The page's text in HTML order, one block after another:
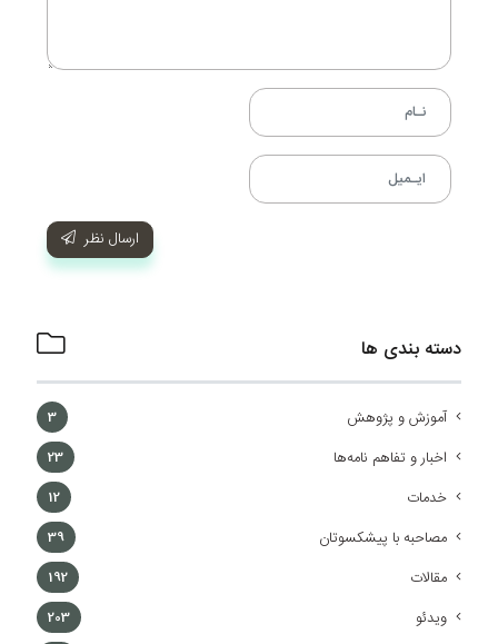
ارسال نظر
دسته بندی ها
آموزش و پژوهش 3
اخبار و تفاهم نامه‌ها 23
خدمات 12
مصاحبه با پیشکسوتان 39
مقالات 192
ویدئو 203